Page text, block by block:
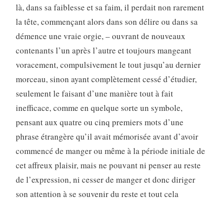
là, dans sa faiblesse et sa faim, il perdait non rarement
la tête, commençant alors dans son délire ou dans sa
démence une vraie orgie, – ouvrant de nouveaux
contenants l’un après l’autre et toujours mangeant
voracement, compulsivement le tout jusqu’au dernier
morceau, sinon ayant complètement cessé d’étudier,
seulement le faisant d’une manière tout à fait
inefficace, comme en quelque sorte un symbole,
pensant aux quatre ou cinq premiers mots d’une
phrase étrangère qu’il avait mémorisée avant d’avoir
commencé de manger ou même à la période initiale de
cet affreux plaisir, mais ne pouvant ni penser au reste
de l’expression, ni cesser de manger et donc diriger
son attention à se souvenir du reste et tout cela